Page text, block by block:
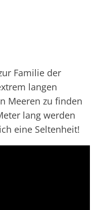
Familie der
langen
Meeren zu finden
lang werden
eine Seltenheit!